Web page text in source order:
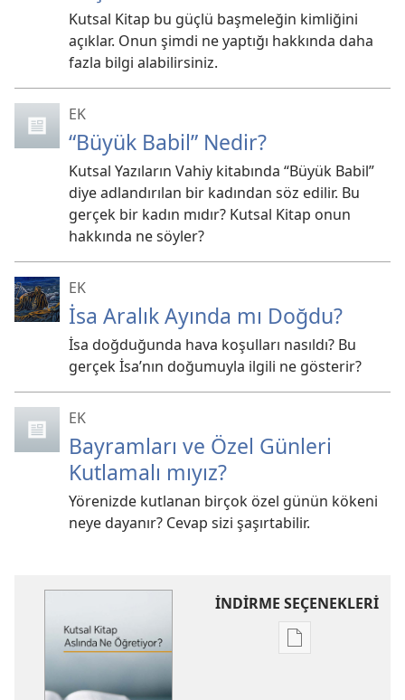
Kutsal Kitap bu güçlü başmeleğin kimliğini
açıklar. Onun şimdi ne yaptığı hakkında daha
fazla bilgi alabilirsiniz.
EK
“Büyük Babil” Nedir?
Kutsal Yazıların Vahiy kitabında “Büyük Babil”
diye adlandırılan bir kadından söz edilir. Bu
gerçek bir kadın mıdır? Kutsal Kitap onun
hakkında ne söyler?
EK
İsa Aralık Ayında mı Doğdu?
İsa doğduğunda hava koşulları nasıldı? Bu
gerçek İsa’nın doğumuyla ilgili ne gösterir?
EK
Bayramları ve Özel Günleri
Kutlamalı mıyız?
Yörenizde kutlanan birçok özel günün kökeni
neye dayanır? Cevap sizi şaşırtabilir.
İNDİRME SEÇENEKLERİ
Dijital